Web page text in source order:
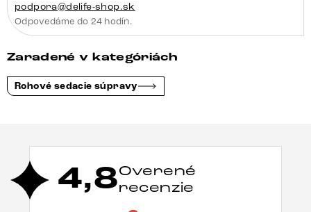
podpora@delife-shop.sk
Odpovedáme do 24 hodín.
Zaradené v kategóriách
Rohové sedacie súpravy
4,8Overené
recenzie